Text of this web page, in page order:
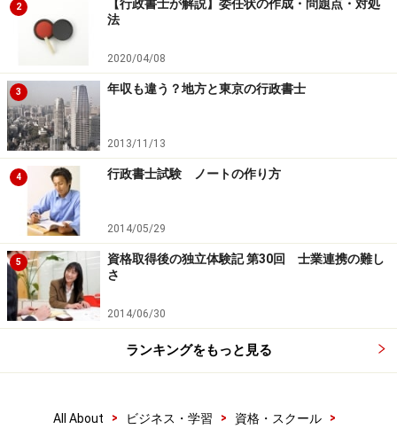
2
【行政書士が解説】委任状の作成・問題点・対処
法
2020/04/08
3 年収も違う？地方と東京の行政書士
2013/11/13
4 行政書士試験 ノートの作り方
2014/05/29
5
資格取得後の独立体験記 第30回 士業連携の難し
さ
2014/06/30
ランキングをもっと見る
All About > ビジネス・学習 > 資格・スクール
>